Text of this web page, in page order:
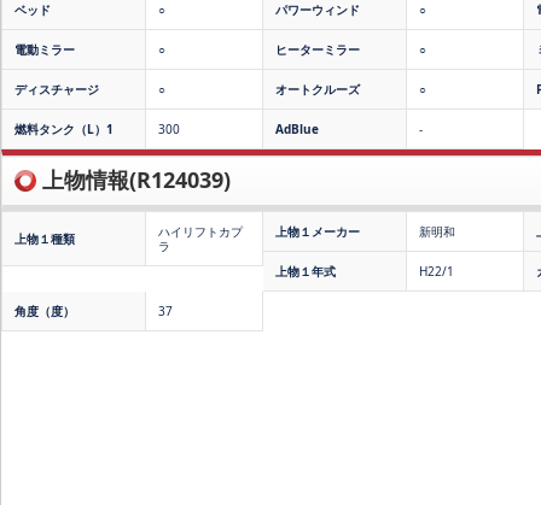
ベッド ○ パワーウィンド ○
電動ミラー ○ ヒーターミラー ○
ディスチャージ ○ オートクルーズ ○
燃料タンク（L）1 300 AdBlue -
上物情報(R124039)
上物１種類
ハイリフトカプ
ラ
上物１メーカー 新明和
上物１年式 H22/1
角度（度） 37